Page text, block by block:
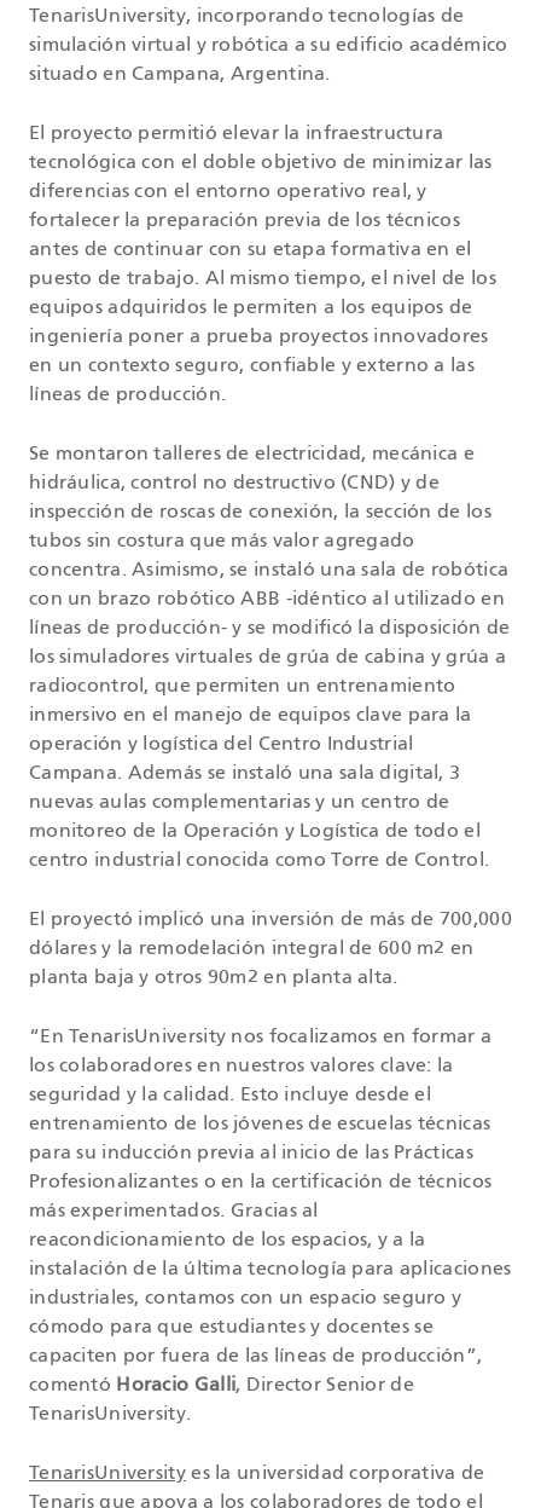
TenarisUniversity, incorporando tecnologías de
simulación virtual y robótica a su edificio académico
situado en Campana, Argentina.
El proyecto permitió elevar la infraestructura
tecnológica con el doble objetivo de minimizar las
diferencias con el entorno operativo real, y
fortalecer la preparación previa de los técnicos
antes de continuar con su etapa formativa en el
puesto de trabajo. Al mismo tiempo, el nivel de los
equipos adquiridos le permiten a los equipos de
ingeniería poner a prueba proyectos innovadores
en un contexto seguro, confiable y externo a las
líneas de producción.
Se montaron talleres de electricidad, mecánica e
hidráulica, control no destructivo (CND) y de
inspección de roscas de conexión, la sección de los
tubos sin costura que más valor agregado
concentra. Asimismo, se instaló una sala de robótica
con un brazo robótico ABB -idéntico al utilizado en
líneas de producción- y se modificó la disposición de
los simuladores virtuales de grúa de cabina y grúa a
radiocontrol, que permiten un entrenamiento
inmersivo en el manejo de equipos clave para la
operación y logística del Centro Industrial
Campana. Además se instaló una sala digital, 3
nuevas aulas complementarias y un centro de
monitoreo de la Operación y Logística de todo el
centro industrial conocida como Torre de Control.
El proyectó implicó una inversión de más de 700,000
dólares y la remodelación integral de 600 m2 en
planta baja y otros 90m2 en planta alta.
“En TenarisUniversity nos focalizamos en formar a
los colaboradores en nuestros valores clave: la
seguridad y la calidad. Esto incluye desde el
entrenamiento de los jóvenes de escuelas técnicas
para su inducción previa al inicio de las Prácticas
Profesionalizantes o en la certificación de técnicos
más experimentados. Gracias al
reacondicionamiento de los espacios, y a la
instalación de la última tecnología para aplicaciones
industriales, contamos con un espacio seguro y
cómodo para que estudiantes y docentes se
capaciten por fuera de las líneas de producción”,
comentó Horacio Galli, Director Senior de
TenarisUniversity.
TenarisUniversityes la universidad corporativa de
Tenaris que apoya a los colaboradores de todo el